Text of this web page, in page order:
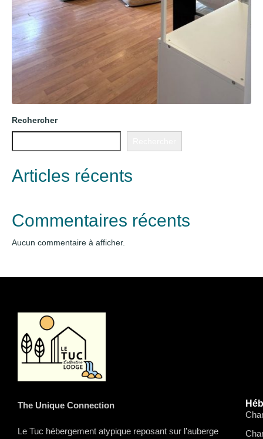
Rechercher
Articles récents
Commentaires récents
Aucun commentaire à afficher.
The Unique Connection
Le Tuc hébergement atypique reposant sur l’auberge